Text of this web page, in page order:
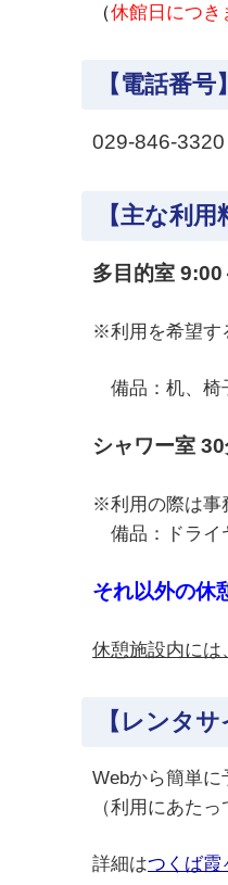
（休館日につき
【電話番号】
029-846-3320
【主な利用
多目的室
※利用を希望す
備品：机、椅
シャワー室
※利用の際は事
備品：ドライ
それ以外の休
休憩施設内には
【レンタ
Webから簡単に
（利用にあた
詳細はつくば霞